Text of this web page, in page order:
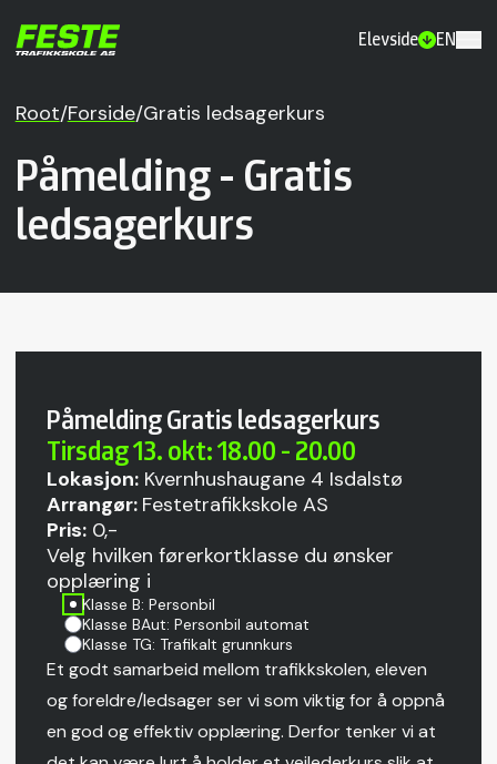
Elevside EN
Root/Forside/Gratis ledsagerkurs
Påmelding - Gratis
ledsagerkurs
Påmelding Gratis ledsagerkurs
Tirsdag 13. okt: 18.00 - 20.00
Lokasjon:Kvernhushaugane 4 Isdalstø
Arrangør: Festetrafikkskole AS
Pris: 0,-
Velg hvilken førerkortklasse du ønsker
opplæring i
Klasse B: Personbil
Klasse BAut: Personbil automat
Klasse TG: Trafikalt grunnkurs
Et godt samarbeid mellom trafikkskolen, eleven
og foreldre/ledsager ser vi som viktig for å oppnå
en god og effektiv opplæring. Derfor tenker vi at